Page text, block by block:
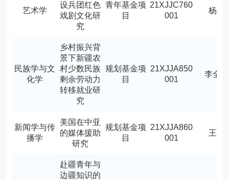
艺术学
设兵团红色
戏剧文化研
究
青年基金项
目
21XJJC760
001
杨华
民族学与文
化学
乡村振兴背
景下新疆农
村少数民族
剩余劳动力
转移就业研
究
规划基金项
目
21XJJA850
001
李全胜
新闻学与传
播学
美国在中亚
的媒体援助
研究
规划基金项
目
21XJJA860
001
王飞
赴疆青年与
边疆知识的